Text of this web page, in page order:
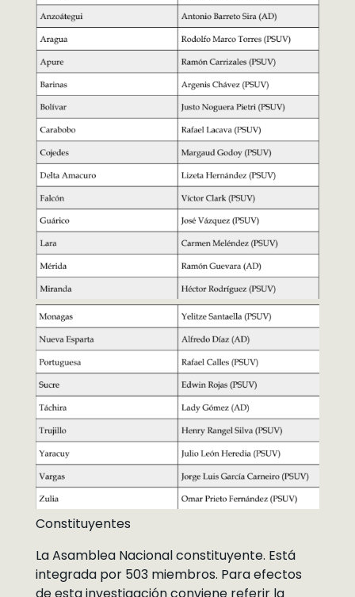
Constituyentes
La Asamblea Nacional constituyente. Está
integrada por 503 miembros. Para efectos